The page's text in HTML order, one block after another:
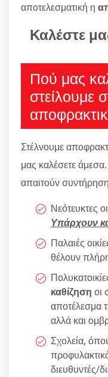
αποτελεσματική η
Καλέστε
Πού μας
στείλουμε
Στέλνουμε
μας καλέσετε
απαιτούν
Νεότευκτες
Υπάρχουν
Παλαιές
θέλουν
καθίζηση οι
αποτέλεσμα
αλλά και
Σχολεία,
διευθυντές/